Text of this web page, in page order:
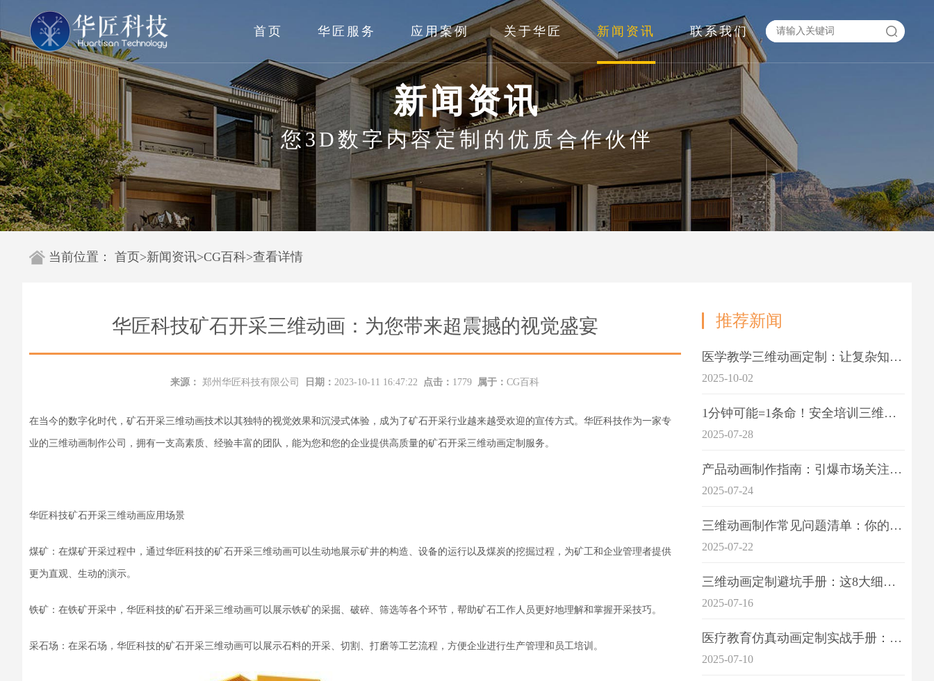
首页 华匠服务 应用案例 关于华匠 新闻资讯 联系我们
新闻资讯
您3D数字内容定制的优质合作伙伴
当前位置： 首页>新闻资讯>CG百科>查看详情
华匠科技矿石开采三维动画：为您带来超震撼的视觉盛宴
来源： 郑州华匠科技有限公司 日期：2023-10-11 16:47:22 点击： 1779 属于：CG百科
在当今的数字化时代， 矿石开采三维动画技术以其独特的视觉效果和沉浸式体验，成为了矿石开采行业越来越受欢迎的宣传方式。华匠科技作为一家专
业的三维动画制作公司，拥有一支高素质、经验丰富的团队， 能为您和您的企业提供高质量的矿石开采三维动画定制服务。
华匠科技矿石开采三维动画应用场景
煤矿：在煤矿开采过程中，通过华匠科技的矿石开采三维动画可以生动地展示矿井的构造、设备的运行以及煤炭的挖掘过程，为矿工和企业管理者提供
更为直观、生动的演示。
铁矿：在铁矿开采中， 华匠科技的矿石开采三维动画可以展示铁矿的采掘、破碎、筛选等各个环节，帮助矿石工作人员更好地理解和掌握开采技巧。
采石场：在采石场， 华匠科技的矿石开采三维动画可以展示石料的开采、切割、打磨等工艺流程，方便企业进行生产管理和员工培训。
推荐新闻
医学教学三维动画定制：让复杂知识一目了
2025-10-02
1分钟可能=1条命！安全培训三维动画制作成本效益深度拆解
2025-07-28
产品动画制作指南：引爆市场关注的视觉引擎
2025-07-24
三维动画制作常见问题清单：你的项目是否踩中这6大技术雷区？
2025-07-22
三维动画定制避坑手册：这8大细节重点关注
2025-07-16
医疗教育仿真动画定制实战手册：击破传统医学教育7大痛点
2025-07-10